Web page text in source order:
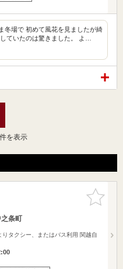
冬場で 初めて風花を見ましたが綺
ていたのは驚きました。 よ…
を表示
お気に入
りに追加
条町
りタクシー、またはバス利用 関越自